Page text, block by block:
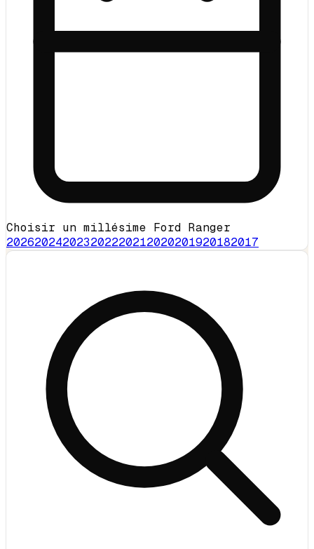
Choisir un millésime Ford Ranger
202620242023202220212020201920182017